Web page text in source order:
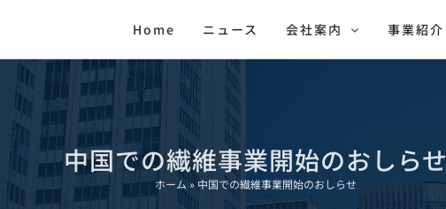
Home ニュース 会社案内 事業紹介
中国での繊維事業開始のおしらせ
ホーム » 中国での繊維事業開始のおしらせ